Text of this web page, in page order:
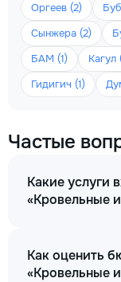
Оргеев (2)
Сынжера (2)
БАМ (1)
Кагул
Гидигич (1)
Частые
Какие услуги
«Кровельные
Как оценить
«Кровельные